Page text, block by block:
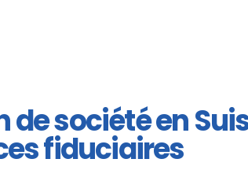
de société en
fiduciaires